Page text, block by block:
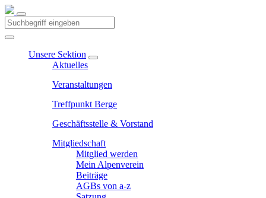
Unsere Sektion
Aktuelles
Veranstaltungen
Treffpunkt Berge
Geschäftsstelle & Vorstand
Mitgliedschaft
Mitglied werden
Mein Alpenverein
Beiträge
AGBs von a-z